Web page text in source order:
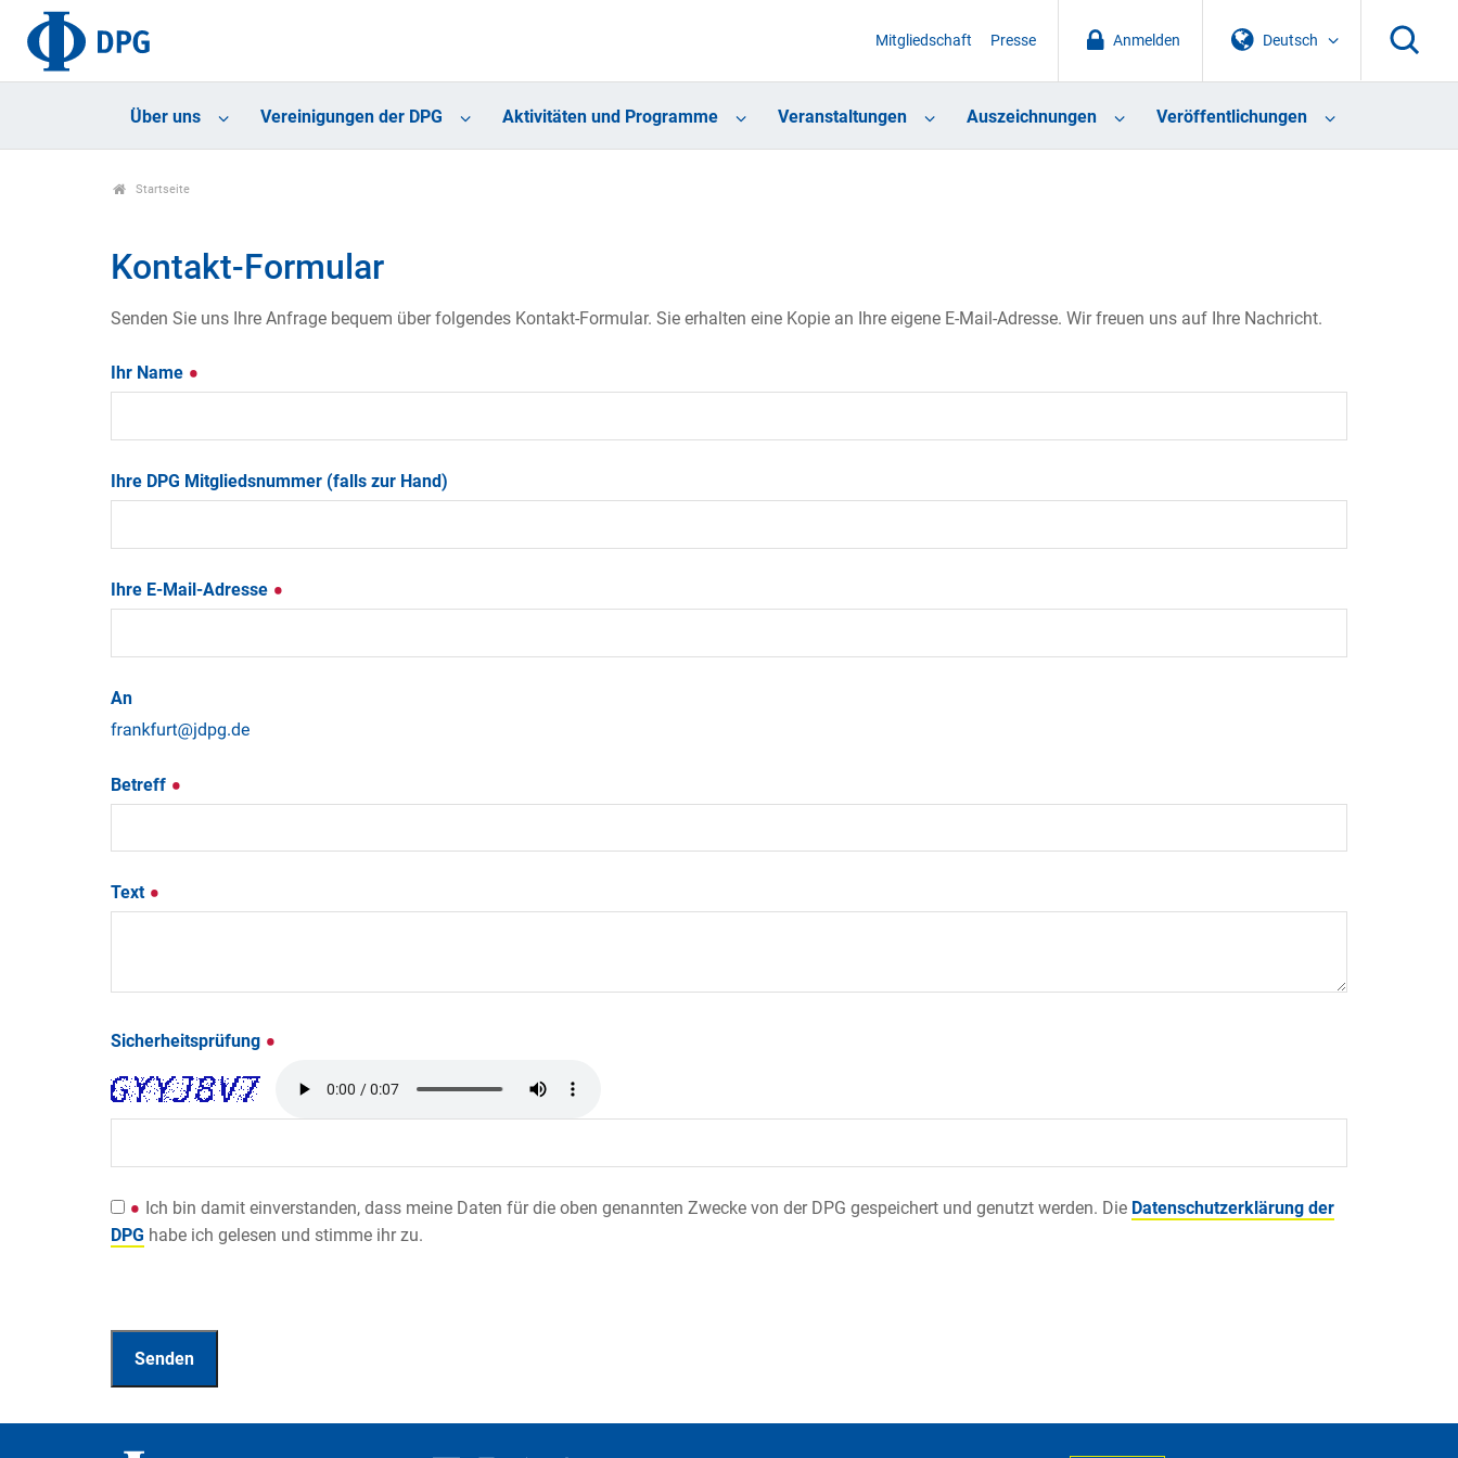
Deutsch
Anmelden
Mitgliedschaft Presse
Über uns Vereinigungen der DPG Aktivitäten und Programme Veranstaltungen Auszeichnungen Veröffentlichungen
Startseite
Kontakt-Formular
Senden Sie uns Ihre Anfrage bequem über folgendes Kontakt-Formular. Sie erhalten eine Kopie an Ihre eigene E-Mail-Adresse. Wir freuen uns auf Ihre Nachricht.
Ihr Name
Ihre DPG Mitgliedsnummer (falls zur Hand)
Ihre E-Mail-Adresse
An
Betreff
Text
Sicherheitsprüfung
Ich bin damit einverstanden, dass meine Daten für die oben genannten Zwecke von der DPG gespeichert und genutzt werden. Die Datenschutzerklärung der
DPG habe ich gelesen und stimme ihr zu.